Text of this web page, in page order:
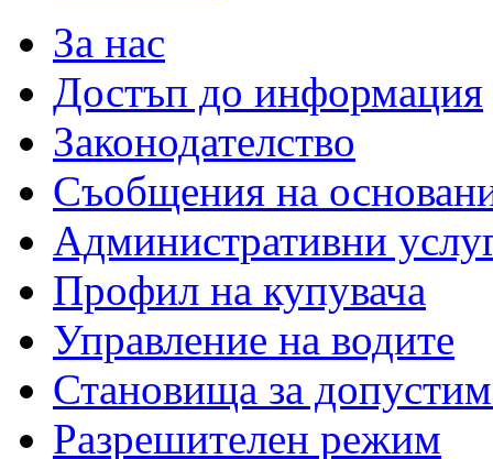
За нас
Достъп до информация
Законодателство
Съобщения на
Административни
Профил на купувача
Управление на водите
Становища за
Разрешителен режим